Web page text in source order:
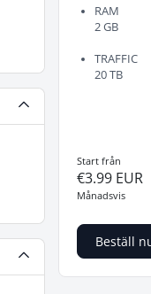
RAM
2 GB
TRAFFIC
20 TB
Start från
€3.99 EUR
Månadsvis
Beställ